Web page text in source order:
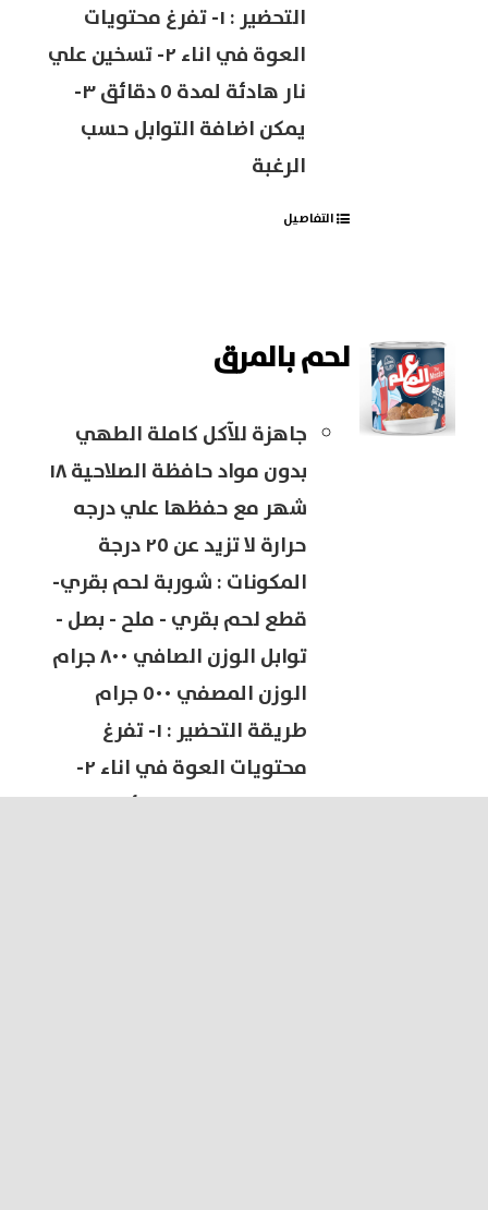
التحضير : ١- تفرغ محتويات
العوة في اناء ٢- تسخين علي
نار هادئة لمدة ٥ دقائق ٣-
يمكن اضافة التوابل حسب
الرغبة
التفاصيل
لحم بالمرق
جاهزة للآكل كاملة الطهي
بدون مواد حافظة الصلاحية ١٨
شهر مع حفظها علي درجه
حرارة لا تزيد عن ٢٥ درجة
المكونات : شوربة لحم بقري-
قطع لحم بقري - ملح - بصل -
توابل الوزن الصافي ٨٠٠ جرام
الوزن المصفي ٥٠٠ جرام
طريقة التحضير : ١- تفرغ
محتويات العوة في اناء ٢-
تسخين علي نار هادئة لمدة ٥